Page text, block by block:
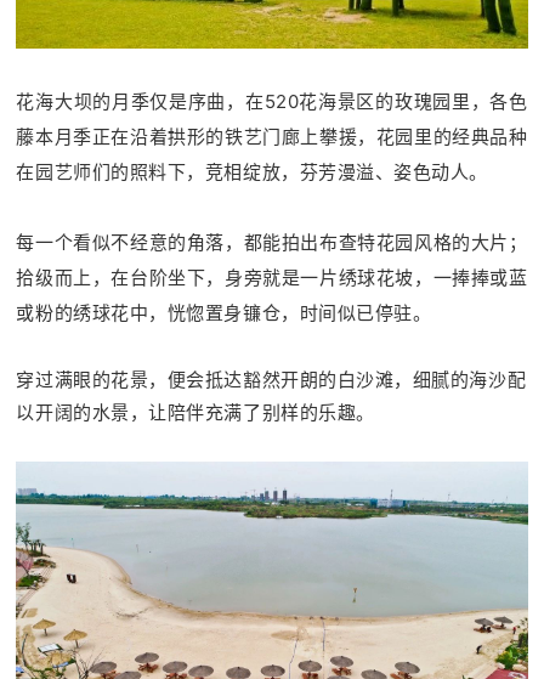
花海大坝的月季仅是序曲，在520花海景区的玫瑰园里，各色
藤本月季正在沿着拱形的铁艺门廊上攀援，花园里的经典品种
在园艺师们的照料下，竞相绽放，芬芳漫溢、姿色动人。
每一个看似不经意的角落，都能拍出布查特花园风格的大片；
拾级而上，在台阶坐下，身旁就是一片绣球花坡，一捧捧或蓝
或粉的绣球花中，恍惚置身镰仓，时间似已停驻。
穿过满眼的花景，便会抵达豁然开朗的白沙滩，细腻的海沙配
以开阔的水景，让陪伴充满了别样的乐趣。